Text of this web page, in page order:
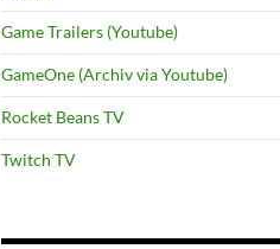
Game Trailers (Youtube)
GameOne (Archiv via Youtube)
Rocket Beans TV
Twitch TV